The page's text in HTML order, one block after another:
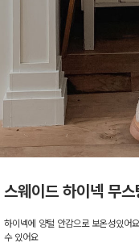
스웨이드 하이넥 무스
하이넥에 양털 안감으로 보온성있어
수 있어요